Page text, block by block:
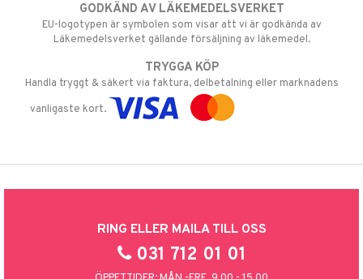
GODKÄND AV LÄKEMEDELSVERKET
EU-logotypen är symbolen som visar att vi är godkända av
Läkemedelsverket gällande försäljning av läkemedel.
TRYGGA KÖP
Handla tryggt & säkert via faktura, delbetalning eller marknadens
vanligaste kort.
RING ELLER MAILA TILL OSS
031 712 01 01